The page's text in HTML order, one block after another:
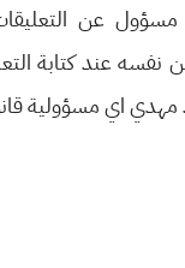
مسؤول عن
عند كتابة
مهدي اي مسؤولية